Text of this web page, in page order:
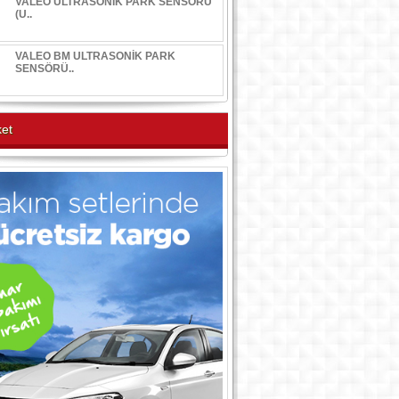
(U..
VALEO BM ULTRASONİK PARK
SENSÖRÜ..